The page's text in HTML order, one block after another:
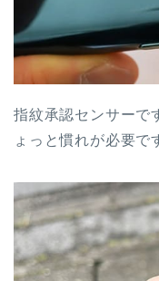
指紋承認センサーで
ょっと慣れが必要で